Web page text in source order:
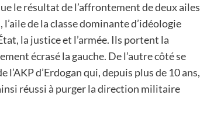
le résultat de l’affrontement de deux ailes
de la classe dominante d’idéologie
la justice et l’armée. Ils portent la
écrasé la gauche. De l’autre côté se
d’Erdogan qui, depuis plus de 10 ans,
réussi à purger la direction militaire